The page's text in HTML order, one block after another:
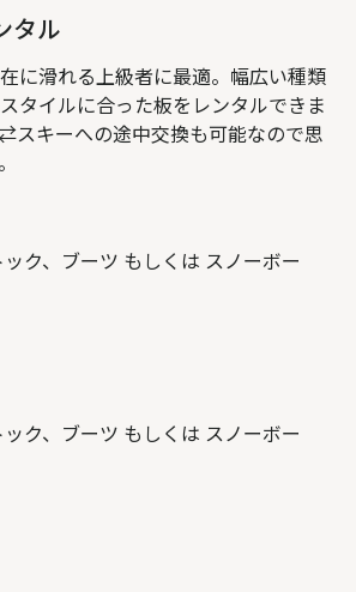
タル
に滑れる上級者に最適。幅広い種類
タイルに合った板をレンタルできま
スキーへの途中交換も可能なので思
ク、ブーツ もしくは スノーボー
ク、ブーツ もしくは スノーボー